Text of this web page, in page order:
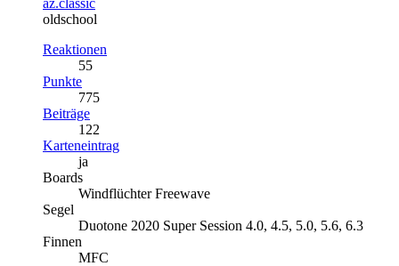
oldschool
Reaktionen
55
Punkte
775
Beiträge
122
Karteneintrag
ja
Boards
Windflüchter Freewave
Segel
Duotone 2020 Super Session 4.0, 4.5, 5.0, 5.6, 6.3
Finnen
MFC